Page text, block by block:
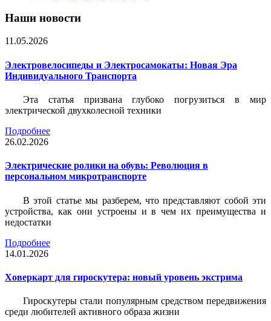
Наши новости
11.05.2026
Электровелосипеды и Электросамокаты: Новая Эра
Индивидуального Транспорта
Эта статья призвана глубоко погрузиться в мир
электрической двухколесной техники
Подробнее
26.02.2026
Электрические ролики на обувь: Революция в
персональном микротранспорте
В этой статье мы разберем, что представляют собой эти
устройства, как они устроены и в чем их преимущества и
недостатки
Подробнее
14.01.2026
Ховеркарт для гироскутера: новый уровень экстрима
Гироскутеры стали популярным средством передвижения
среди любителей активного образа жизни